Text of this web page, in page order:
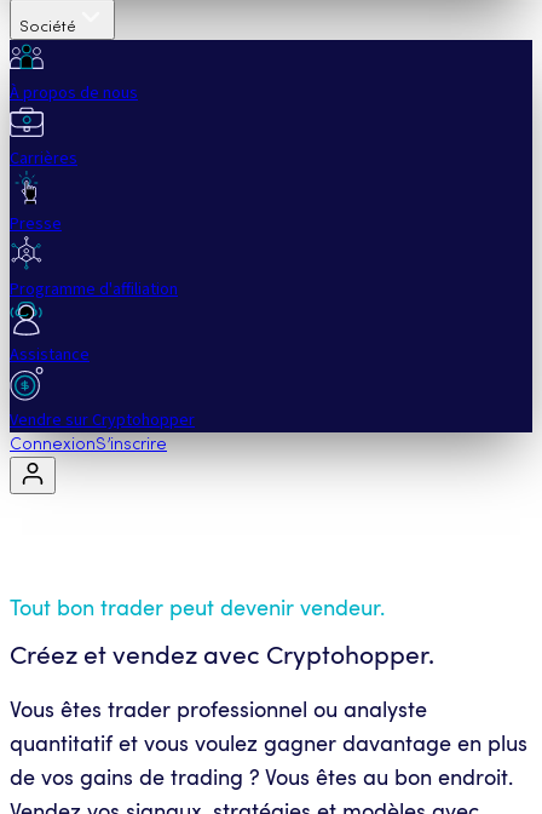
Société
À propos de nous
Carrières
Presse
Programme d'affiliation
Assistance
Vendre sur Cryptohopper
ConnexionS’inscrire
Tout bon trader peut devenir vendeur.
Créez et vendez avec Cryptohopper.
Vous êtes trader professionnel ou analyste
quantitatif et vous voulez gagner davantage en plus
de vos gains de trading ? Vous êtes au bon endroit.